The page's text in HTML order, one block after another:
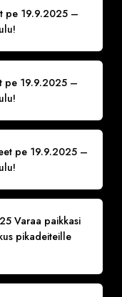
pe 19.9.2025 –
pe 19.9.2025 –
pe 19.9.2025 –
Varaa paikkasi
pikadeiteille